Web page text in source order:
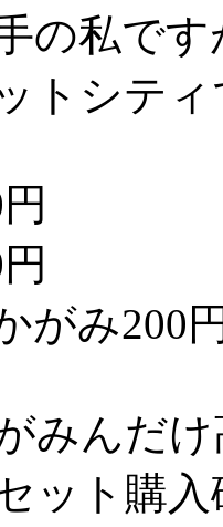
の私です
トシテ
がみ200
みんだけ
ット購